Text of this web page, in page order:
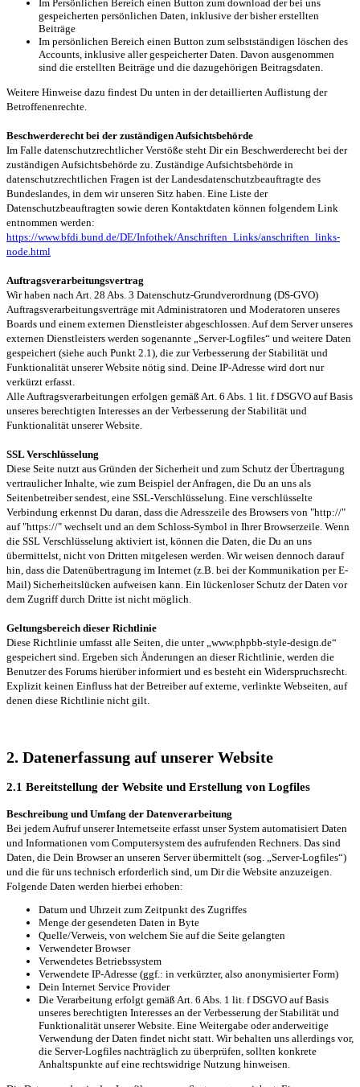
Im Persönlichen Bereich einen Button zum download der bei uns
gespeicherten persönlichen Daten, inklusive der bisher erstellten
Beiträge
Im persönlichen Bereich einen Button zum selbstständigen löschen des
Accounts, inklusive aller gespeicherter Daten. Davon ausgenommen
sind die erstellten Beiträge und die dazugehörigen Beitragsdaten.
Weitere Hinweise dazu findest Du unten in der detaillierten Auflistung der
Betroffenenrechte.
Beschwerderecht bei der zuständigen Aufsichtsbehörde
Im Falle datenschutzrechtlicher Verstöße steht Dir ein Beschwerderecht bei der
zuständigen Aufsichtsbehörde zu. Zuständige Aufsichtsbehörde in
datenschutzrechtlichen Fragen ist der Landesdatenschutzbeauftragte des
Bundeslandes, in dem wir unseren Sitz haben. Eine Liste der
Datenschutzbeauftragten sowie deren Kontaktdaten können folgendem Link
entnommen werden:
https://www.bfdi.bund.de/DE/Infothek/Anschriften_Links/anschriften_links-
node.html
Auftragsverarbeitungsvertrag
Wir haben nach Art. 28 Abs. 3 Datenschutz-Grundverordnung (DS-GVO)
Auftragsverarbeitungsverträge mit Administratoren und Moderatoren unseres
Boards und einem externen Dienstleister abgeschlossen. Auf dem Server unseres
externen Dienstleisters werden sogenannte „Server-Logfiles“ und weitere Daten
gespeichert (siehe auch Punkt 2.1), die zur Verbesserung der Stabilität und
Funktionalität unserer Website nötig sind. Deine IP-Adresse wird dort nur
verkürzt erfasst.
Alle Auftragsverarbeitungen erfolgen gemäß Art. 6 Abs. 1 lit. f DSGVO auf Basis
unseres berechtigten Interesses an der Verbesserung der Stabilität und
Funktionalität unserer Website.
SSL Verschlüsselung
Diese Seite nutzt aus Gründen der Sicherheit und zum Schutz der Übertragung
vertraulicher Inhalte, wie zum Beispiel der Anfragen, die Du an uns als
Seitenbetreiber sendest, eine SSL-Verschlüsselung. Eine verschlüsselte
Verbindung erkennst Du daran, dass die Adresszeile des Browsers von "http://"
auf "https://" wechselt und an dem Schloss-Symbol in Ihrer Browserzeile. Wenn
die SSL Verschlüsselung aktiviert ist, können die Daten, die Du an uns
übermittelst, nicht von Dritten mitgelesen werden. Wir weisen dennoch darauf
hin, dass die Datenübertragung im Internet (z.B. bei der Kommunikation per E-
Mail) Sicherheitslücken aufweisen kann. Ein lückenloser Schutz der Daten vor
dem Zugriff durch Dritte ist nicht möglich.
Geltungsbereich dieser Richtlinie
Diese Richtlinie umfasst alle Seiten, die unter „www.phpbb-style-design.de“
gespeichert sind. Ergeben sich Änderungen an dieser Richtlinie, werden die
Benutzer des Forums hierüber informiert und es besteht ein Widerspruchsrecht.
Explizit keinen Einfluss hat der Betreiber auf externe, verlinkte Webseiten, auf
denen diese Richtlinie nicht gilt.
2. Datenerfassung auf unserer Website
2.1 Bereitstellung der Website und Erstellung von Logfiles
Beschreibung und Umfang der Datenverarbeitung
Bei jedem Aufruf unserer Internetseite erfasst unser System automatisiert Daten
und Informationen vom Computersystem des aufrufenden Rechners. Das sind
Daten, die Dein Browser an unseren Server übermittelt (sog. „Server-Logfiles“)
und die für uns technisch erforderlich sind, um Dir die Website anzuzeigen.
Folgende Daten werden hierbei erhoben:
Datum und Uhrzeit zum Zeitpunkt des Zugriffes
Menge der gesendeten Daten in Byte
Quelle/Verweis, von welchem Sie auf die Seite gelangten
Verwendeter Browser
Verwendetes Betriebssystem
Verwendete IP-Adresse (ggf.: in verkürzter, also anonymisierter Form)
Dein Internet Service Provider
Die Verarbeitung erfolgt gemäß Art. 6 Abs. 1 lit. f DSGVO auf Basis
unseres berechtigten Interesses an der Verbesserung der Stabilität und
Funktionalität unserer Website. Eine Weitergabe oder anderweitige
Verwendung der Daten findet nicht statt. Wir behalten uns allerdings vor,
die Server-Logfiles nachträglich zu überprüfen, sollten konkrete
Anhaltspunkte auf eine rechtswidrige Nutzung hinweisen.